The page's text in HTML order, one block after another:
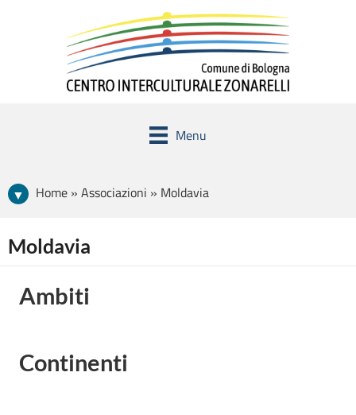
Menu
Home » Associazioni » Moldavia
Moldavia
Ambiti
Continenti